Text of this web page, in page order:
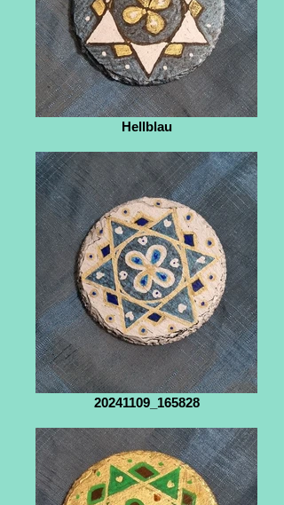
Hellblau
20241109_165828